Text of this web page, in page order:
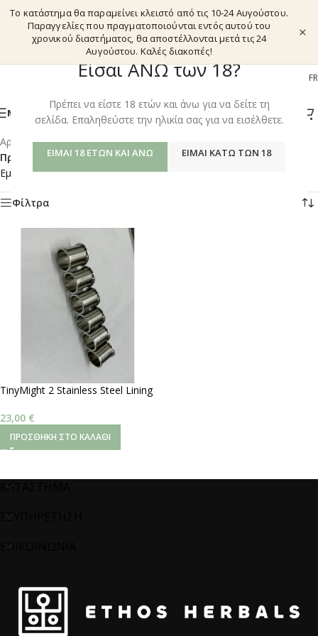
Είσαι ΑΝΩ των 18?
Πρέπει να είστε 18 ετών και άνω για να δείτε τη
σελίδα. Επαληθεύστε την ηλικία σας για να εισέλθετε.
ΕΊΜΑΙ 18 ΕΤΏΝ ΚΑΙ ΆΝΩ ΕΊΜΑΙ ΚΆΤΩ ΤΩΝ 18
Το κατάστημα θα παραμείνει κλειστό από τις 10-24 Αυγούστου.
Παραγγελίες που πραγματοποιούνται εντός αυτού του
χρονικού διαστήματος, θα αποστέλλονται μετά τις 24
Αυγούστου. Καλές διακοπές!
×
EL FR
ΜΕΝΟΎ
Αρχική σελίδα/Shop/
Προϊόντα με ετικέτα “TINYMIGHT 2 STAINLESS LINING”
Εμφάνιση του μοναδικού αποτελέσματος
Φίλτρα
TinyMight 2 Stainless Steel Lining
23,00 €
ΠΡΟΣΘΉΚΗ ΣΤΟ ΚΑΛΆΘΙ
ΚΑΤΑΣΤΗΜΑ
ΕΞΥΠΗΡΕΤΗΣΗ
ΕΠΙΚΟΙΝΩΝΙΑ